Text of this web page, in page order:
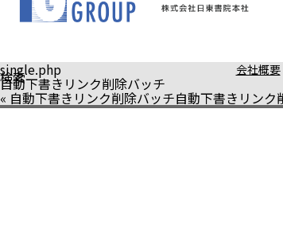
会社概要
検索
single.php
自動下書きリンク削除バッチ
« 自動下書きリンク削除バッチ自動下書きリンク